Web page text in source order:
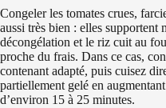
Congeler les tomates crues,
aussi très bien : elles supportent
décongélation et le riz cuit au
proche du frais. Dans ce cas,
contenant adapté, puis cuisez
partiellement gelé en
d’environ 15 à 25 minutes.